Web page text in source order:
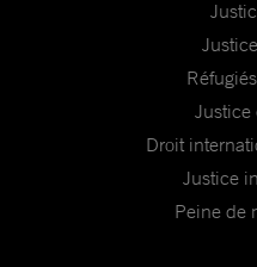
Droit
Justice
Peine de